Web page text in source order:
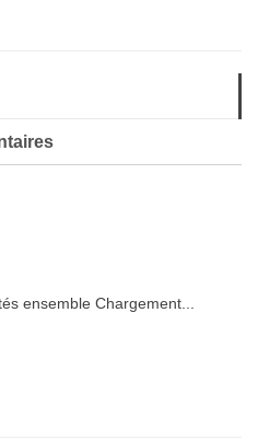
ensemble Chargement...